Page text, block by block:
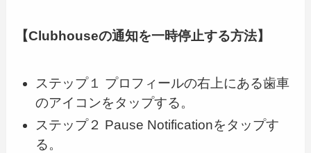
【Clubhouseの通知を一時停止する方法】
ステップ１ プロフィールの右上にある歯車
のアイコンをタップする。
ステップ２ Pause Notificationをタップす
る。